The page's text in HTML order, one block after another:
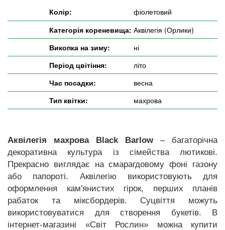
Колір:
фіолетовий
Категорія кореневища: Аквілегія (Орлики)
Викопка на зиму:
ні
Період цвітіння:
літо
Час посадки:
весна
Тип квітки:
махрова
Аквілегія махрова Black Barlow – багаторічна
декоративна культура із сімейства лютикові.
Прекрасно виглядає на смарагдовому фоні газону
або папороті. Аквілегію використовують для
оформлення кам'янистих гірок, перших планів
рабаток та міксбордерів. Суцвіття можуть
використовуватися для створення букетів. В
інтернет-магазині «Світ Рослин» можна купити